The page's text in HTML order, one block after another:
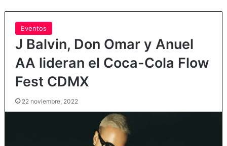
Eventos
J Balvin, Don Omar y Anuel
AA lideran el Coca-Cola Flow
Fest CDMX
22 noviembre, 2022